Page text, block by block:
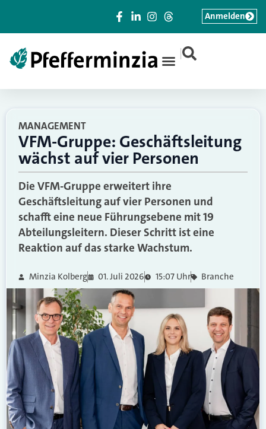
|
Anmelden
MANAGEMENT
VFM-Gruppe: Geschäftsleitung
wächst auf vier Personen
Die VFM-Gruppe erweitert ihre
Geschäftsleitung auf vier Personen und
schafft eine neue Führungsebene mit 19
Abteilungsleitern. Dieser Schritt ist eine
Reaktion auf das starke Wachstum.
Minzia Kolberg 01. Juli 2026 15:07 Uhr Branche